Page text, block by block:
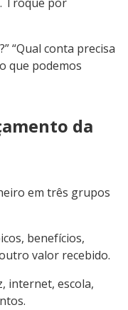
“Qual conta precisa
que podemos
da
em três grupos
benefícios,
valor recebido.
internet, escola,